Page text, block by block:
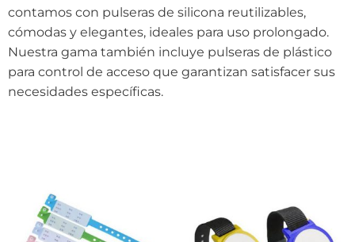
contamos con pulseras de silicona reutilizables,
cómodas y elegantes, ideales para uso prolongado.
Nuestra gama también incluye pulseras de plástico
para control de acceso que garantizan satisfacer sus
necesidades específicas.